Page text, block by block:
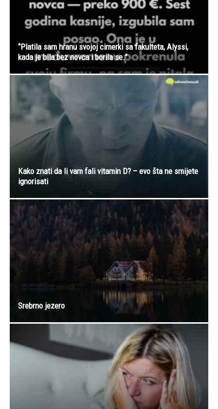
“Platila sam hranu svojoj cimerki sa fakulteta, Alyssi,
kada je bila bez novca i borila se.”
Kako znati da li vam fali vitamin D? – evo šta ne smijete
ignorisati
Srebrno jezero